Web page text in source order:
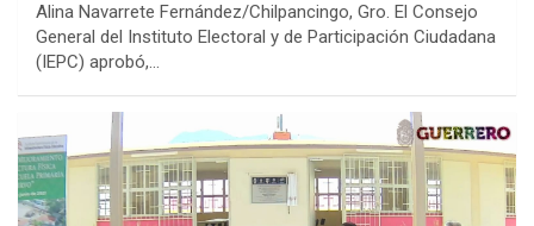
Alina Navarrete Fernández/Chilpancingo, Gro. El Consejo
General del Instituto Electoral y de Participación Ciudadana
(IEPC) aprobó,…